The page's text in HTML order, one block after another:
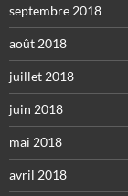
septembre 2018
août 2018
juillet 2018
juin 2018
mai 2018
avril 2018